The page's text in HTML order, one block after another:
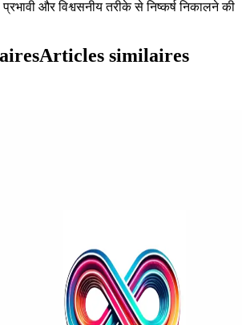
और विश्वसनीय तरीके से निष्कर्ष निकालने की
Articles similaires